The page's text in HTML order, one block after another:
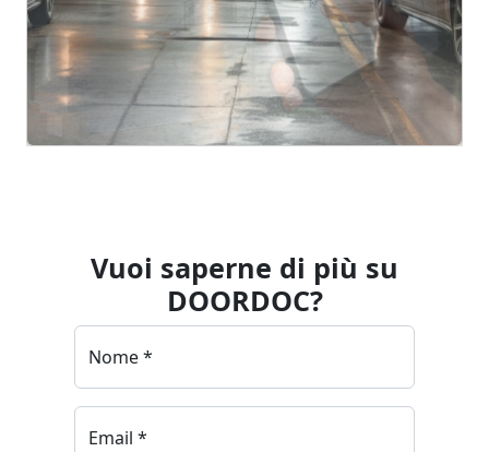
Vuoi saperne di più su
DOORDOC?
Nome *
Email *